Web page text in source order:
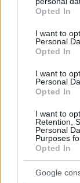
grant or deny
use your data
consent section.
Opted In
I want to
Personal
Opted In
I want to
Personal
Opted In
I want to
Retention,
Personal
Purposes
Opted In
Google
αβεβαιότητας
πριν μία ώρα
Στη ΓΑΔΑ
επίθεση στη
πριν μία ώρα
3 ταξιδιωτικές
διαμορφώσουν
Στο
τραυματίστηκε
Ρόδου
πριν μία ώρα